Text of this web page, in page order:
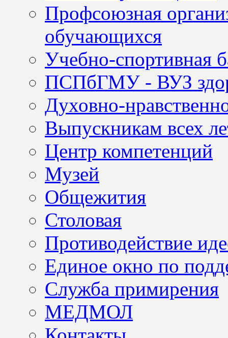
Профсоюзная
обучающихся
Учебно-спортивная
ПСПбГМУ - ВУЗ
Духовно-
Выпускникам всех
Центр компетенций
Музей
Общежития
Столовая
Противодействие
Единое окно по
Служба примирения
МЕДМОЛ